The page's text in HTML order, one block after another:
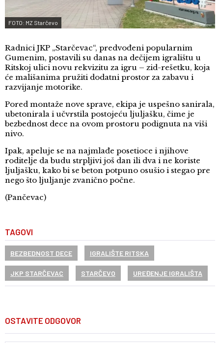
FOTO: MZ Starčevo
Radnici JKP „Starčevac“, predvođeni popularnim
Gumenim, postavili su danas na dečijem igralištu u
Ritskoj ulici novu rekvizitu za igru – zid-rešetku, koja
će mališanima pružiti dodatni prostor za zabavu i
razvijanje motorike.
Pored montaže nove sprave, ekipa je uspešno sanirala,
ubetonirala i učvrstila postojeću ljuljašku, čime je
bezbednost dece na ovom prostoru podignuta na viši
nivo.
Ipak, apeluje se na najmlađe posetioce i njihove
roditelje da budu strpljivi još dan ili dva i ne koriste
ljuljašku, kako bi se beton potpuno osušio i stegao pre
nego što ljuljanje zvanično počne.
(Pančevac)
TAGOVI
BEZBEDNOST DECE IGRALIŠTE RITSKA
JKP STARČEVAC STARČEVO UREĐENJE IGRALIŠTA
OSTAVITE ODGOVOR